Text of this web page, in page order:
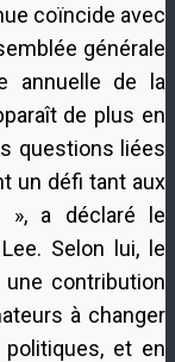
coïncide avec
générale
annuelle de la
de plus en
questions liées
un défi tant aux
», a déclaré le
Selon lui, le
contribution
à changer
et en